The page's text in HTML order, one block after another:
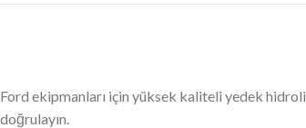
Ford ekipmanları için yüksek kaliteli yedek
doğrulayın.